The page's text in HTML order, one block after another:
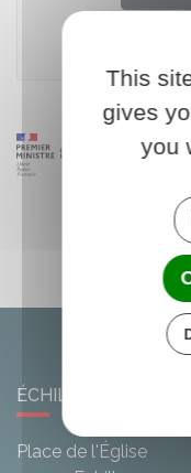
ÉCHILLEUSES
Place de l'Église
This
gives
you